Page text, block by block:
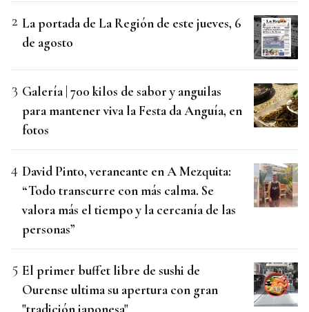
La portada de La Región de este jueves, 6
de agosto
Galería | 700 kilos de sabor y anguilas
para mantener viva la Festa da Anguía, en
fotos
David Pinto, veraneante en A Mezquita:
“Todo transcurre con más calma. Se
valora más el tiempo y la cercanía de las
personas”
El primer buffet libre de sushi de
Ourense ultima su apertura con gran